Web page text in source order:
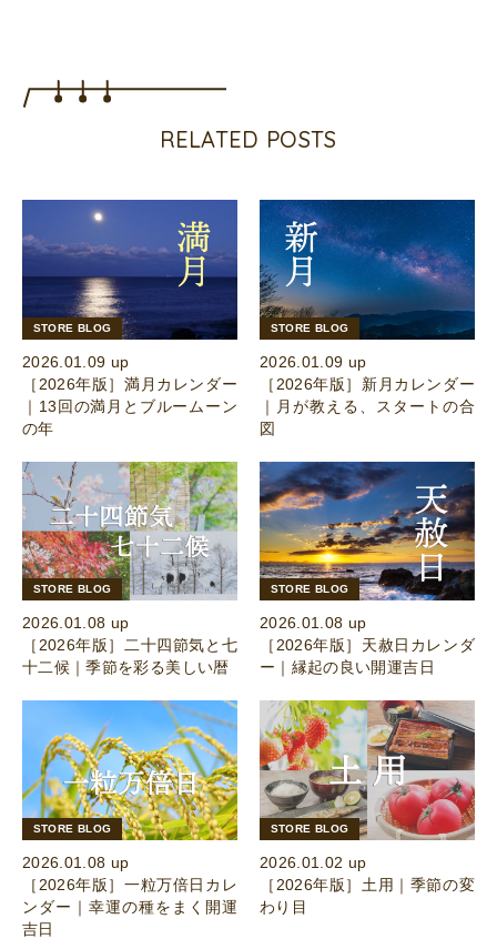
RELATED POSTS
STORE BLOG
2026.01.09 up
［2026年版］満月カレンダー
｜13回の満月とブルームーン
の年
STORE BLOG
2026.01.09 up
［2026年版］新月カレンダー
｜月が教える、スタートの合
図
STORE BLOG
2026.01.08 up
［2026年版］二十四節気と七
十二候｜季節を彩る美しい暦
STORE BLOG
2026.01.08 up
［2026年版］天赦日カレンダ
ー｜縁起の良い開運吉日
STORE BLOG
2026.01.08 up
［2026年版］一粒万倍日カレ
ンダー｜幸運の種をまく開運
吉日
STORE BLOG
2026.01.02 up
［2026年版］土用｜季節の変
わり目